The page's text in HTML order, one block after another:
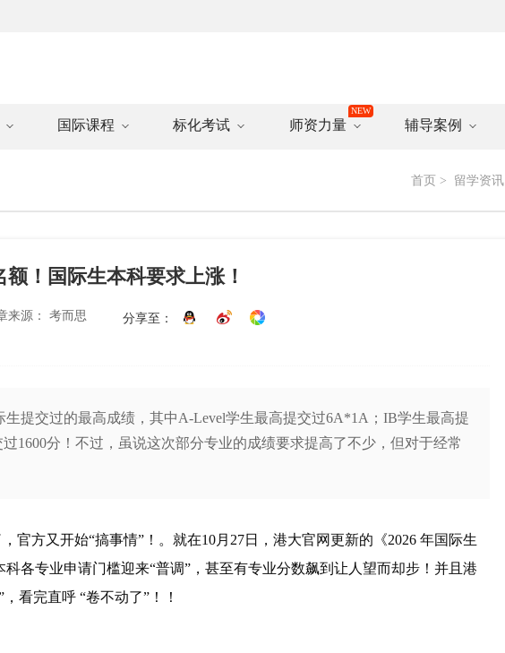
国际课程 标化考试 师资力量 辅导案例
首页 > 留学资讯
！国际生本科要求上涨！
来源： 考而思 分享至：
提交过的最高成绩，其中A-Level学生最高提交过6A*1A；IB学生最高提
1600分！不过，虽说这次部分专业的成绩要求提高了不少，但对于经常
官方又开始“搞事情”！。就在10月27日，港大官网更新的《2026 年国际生
各专业申请门槛迎来“普调”，甚至有专业分数飙到让人望而却步！并且港
看完直呼 “卷不动了”！！